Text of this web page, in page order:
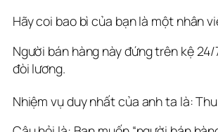
Hãy coi bao bì của bạn là một nhân
Người bán hàng này đứng trên kệ
đòi lương.
Nhiệm vụ duy nhất của anh ta là: